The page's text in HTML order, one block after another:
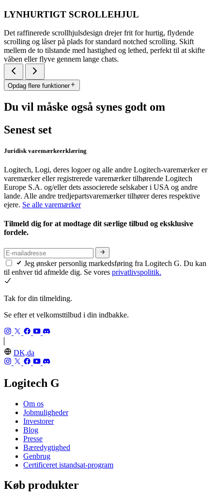
LYNHURTIGT SCROLLEHJUL
Det raffinerede scrollhjulsdesign drejer frit for hurtig, flydende
scrolling og låser på plads for standard notched scrolling. Skift
mellem de to tilstande med hastighed og lethed, perfekt til at skifte
våben eller flyve gennem lange chats.
Opdag flere funktioner
Du vil måske også synes godt om
Senest set
Juridisk varemærkeerklæring
Logitech, Logi, deres logoer og alle andre Logitech-varemærker er
varemærker eller registrerede varemærker tilhørende Logitech
Europe S.A. og/eller dets associerede selskaber i USA og andre
lande. Alle andre tredjepartsvaremærker tilhører deres respektive
ejere. Se alle varemærker
Tilmeld dig for at modtage dit særlige tilbud og eksklusive
fordele.
Jeg ønsker personlig markedsføring fra Logitech G. Du kan
til enhver tid afmelde dig. Se vores privatlivspolitik.
Tak for din tilmelding.
Se efter et velkomsttilbud i din indbakke.
DK,da
Logitech G
Om os
Jobmuligheder
Investorer
Blog
Presse
Bæredygtighed
Genbrug
Certificeret istandsat-program
Køb produkter